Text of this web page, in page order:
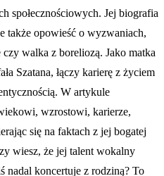
społecznościowych. Jej biografia
także opowieść o wyzwaniach,
walka z boreliozą. Jako matka
Szatana, łączy karierę z życiem
W artykule
wzrostowi, karierze,
się na faktach z jej bogatej
wiesz, że jej talent wokalny
nadal koncertuje z rodziną? To